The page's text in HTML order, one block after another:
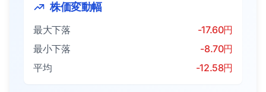
株価変動幅
最大下落
-17.60円
最小下落
-8.70円
平均
-12.58円